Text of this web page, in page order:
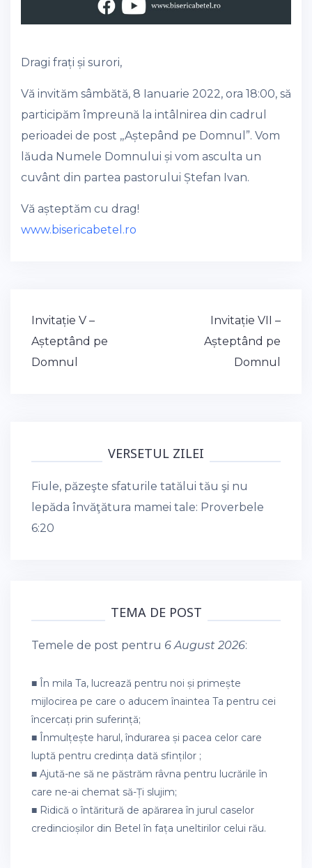
Dragi frați și surori,
Vă invităm sâmbătă, 8 Ianuarie 2022, ora 18:00, să
participăm împreună la intâlnirea din cadrul
perioadei de post ,,Aștepând pe Domnul”. Vom
lăuda Numele Domnului și vom asculta un
cuvânt din partea pastorului Ștefan Ivan.
Vă așteptăm cu drag!
www.bisericabetel.ro
Post
navigation
Invitație V –
Așteptând pe
Domnul
Invitație VII –
Așteptând pe
Domnul
VERSETUL ZILEI
Fiule, păzeşte sfaturile tatălui tău şi nu
lepăda învăţătura mamei tale: Proverbele
6:20
TEMA DE POST
Temele de post pentru 6 August 2026:
■ În mila Ta, lucrează pentru noi și primește
mijlocirea pe care o aducem înaintea Ta pentru cei
încercați prin suferință;
■ Înmulțește harul, îndurarea și pacea celor care
luptă pentru credința dată sfinților ;
■ Ajută-ne să ne păstrăm râvna pentru lucrările în
care ne-ai chemat să-Ți slujim;
■ Ridică o întăritură de apărarea în jurul caselor
credincioșilor din Betel în fața uneltirilor celui rău.